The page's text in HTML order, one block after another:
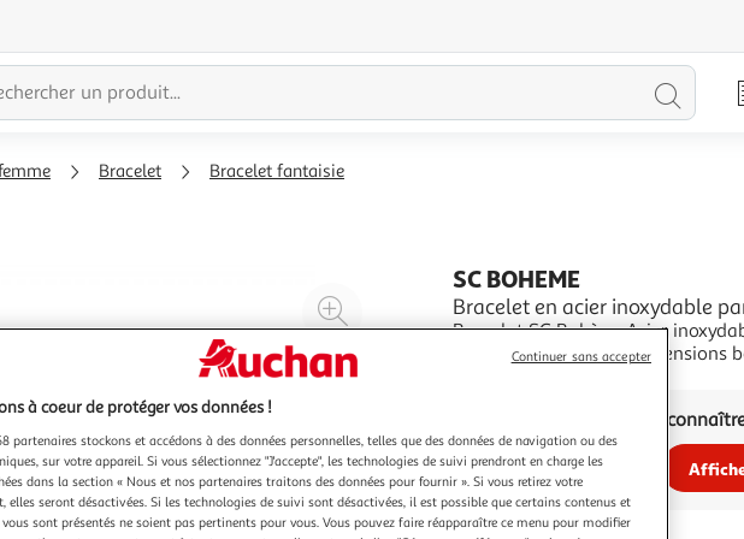
Bracelet Bracelet fantaisie
Agrandir
l'illustration
à
Réduire
à
100
%
Partager
le
produit
SC BOHEME
Bracelet en acier inoxydable
Bracelet SC BohèmeAcier
(+5,5cm de rallonge)Dimensions
Vous voulez
à coeur de protéger vos données !
partenaires stockons et accédons à des données personnelles, telles que des données de navigation ou des
sur votre appareil. Si vous sélectionnez "J'accepte", les technologies de suivi prendront en charge les
dans la section « Nous et nos partenaires traitons des données pour fournir ». Si vous retirez votre
elles seront désactivées. Si les technologies de suivi sont désactivées, il est possible que certains contenus et
sont présentés ne soient pas pertinents pour vous. Vous pouvez faire réapparaître ce menu pour modifier
Continuer sans accepter